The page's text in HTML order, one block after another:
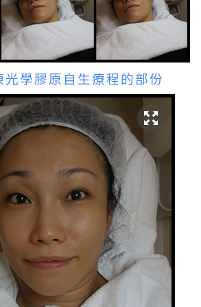
光學膠原自生療程的部份